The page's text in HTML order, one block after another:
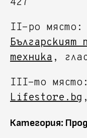
II-ро място:
Българският
техника,
III-то
Lifestore.bg
Категория: